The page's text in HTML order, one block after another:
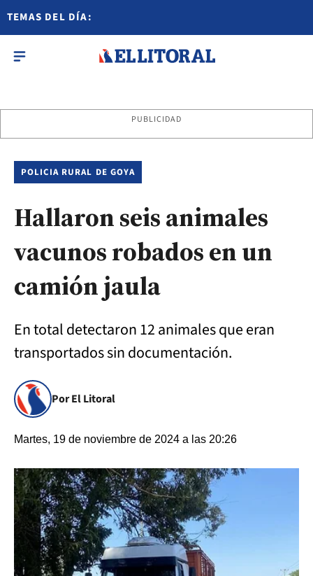
TEMAS DEL DÍA:
PUBLICIDAD
POLICIA RURAL DE GOYA
Hallaron seis animales
vacunos robados en un
camión jaula
En total detectaron 12 animales que eran
transportados sin documentación.
Por El Litoral
Martes, 19 de noviembre de 2024 a las 20:26